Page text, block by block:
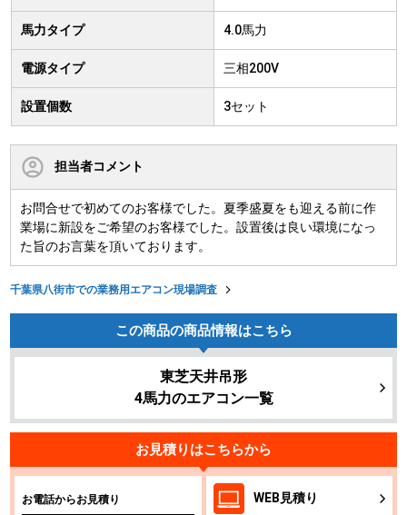
馬力タイプ 4.0馬力
電源タイプ 三相200V
設置個数 3セット
担当者コメント
お問合せで初めてのお客様でした。夏季盛夏をも迎える前に作
業場に新設をご希望のお客様でした。設置後は良い環境になっ
た旨のお言葉を頂いております。
千葉県八街市での業務用エアコン現場調査
この商品の商品情報はこちら
東芝天井吊形
4馬力のエアコン一覧
お見積りはこちらから
お電話からお見積り WEB 見積り